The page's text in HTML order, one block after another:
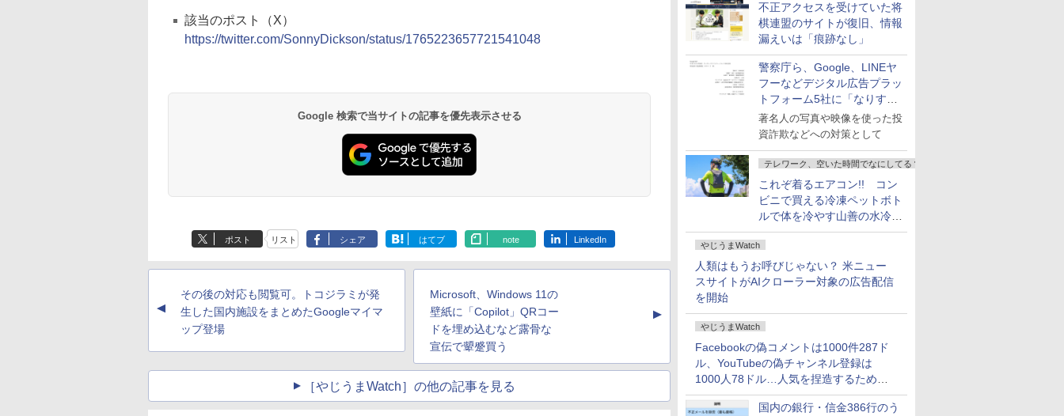
不正アクセスを受けていた将
棋連盟のサイトが復旧、情報
漏えいは「痕跡なし」
警察庁ら、Google、LINEヤ
フーなどデジタル広告プラッ
トフォーム5社に「なりすま
し詐欺広告」対策強化を要請
著名人の写真や映像を使った投
資詐欺などへの対策として
テレワーク、空いた時間でなにしてる？
これぞ着るエアコン!! コン
ビニで買える冷凍ペットボト
ルで体を冷やす山善の水冷ベ
ストがロードバイクにちょう
どいい【ぼっち・ざ・ろー
ど！その14】
やじうまWatch
人類はもうお呼びじゃない？ 米ニュー
スサイトがAIクローラー対象の広告配信
を開始
やじうまWatch
Facebookの偽コメントは1000件287ド
ル、YouTubeの偽チャンネル登録は
1000人78ドル…人気を捏造するための
価格リストが公開中
国内の銀行・信金386行のう
該当のポスト（X）
https://twitter.com/SonnyDickson/status/1765223657721541048
Google 検索で当サイトの記事を優先表示させる
ポスト リスト シェア はてブ note LinkedIn
▲
その後の対応も閲覧可。トコジラミが発
生した国内施設をまとめたGoogleマイマ
ップ登場
Microsoft、Windows 11の
壁紙に「Copilot」QRコー
ドを埋め込むなど露骨な
宣伝で顰蹙買う
▲
［やじうまWatch］の他の記事を見る